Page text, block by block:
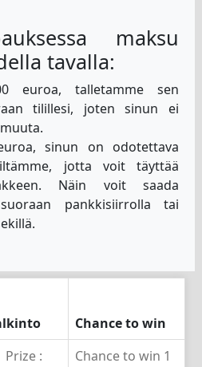
maksu
tavalla:
euroa, talletamme sen
tilillesi, joten sinun ei
sinun on odotettava
jotta voit täyttää
Näin voit saada
pankkisiirrolla tai
Chance to win
Prize :
Chance to win 1